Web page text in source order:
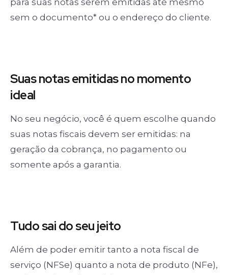
para suas notas serem emitidas até mesmo
sem o documento* ou o endereço do cliente.
Suas notasemitidas no momento
ideal
No seu negócio, você é quem escolhe quando
suas notas fiscais devem ser emitidas: na
geração da cobrança, no pagamento ou
somente após a garantia.
Tudo saido seu jeito
Além de poder emitir tanto a nota fiscal de
serviço (NFSe) quanto a nota de produto (NFe),